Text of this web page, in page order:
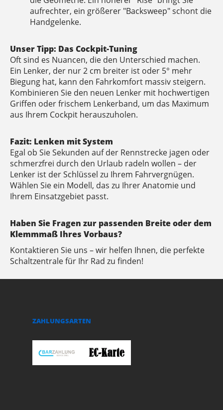
aufrechter, ein größerer "Backsweep" schont die
Handgelenke.
Unser Tipp: Das Cockpit-Tuning
Oft sind es Nuancen, die den Unterschied machen.
Ein Lenker, der nur 2 cm breiter ist oder 5° mehr
Biegung hat, kann den Fahrkomfort massiv steigern.
Kombinieren Sie den neuen Lenker mit hochwertigen
Griffen oder frischem Lenkerband, um das Maximum
aus Ihrem Cockpit herauszuholen.
Fazit: Lenken mit System
Egal ob Sie Sekunden auf der Rennstrecke jagen oder
schmerzfrei durch den Urlaub radeln wollen – der
Lenker ist der Schlüssel zu Ihrem Fahrvergnügen.
Wählen Sie ein Modell, das zu Ihrer Anatomie und
Ihrem Einsatzgebiet passt.
Haben Sie Fragen zur passenden Breite oder dem
Klemmmaß Ihres Vorbaus?
Kontaktieren Sie uns – wir helfen Ihnen, die perfekte
Schaltzentrale für Ihr Rad zu finden!
ZAHLUNGSARTEN